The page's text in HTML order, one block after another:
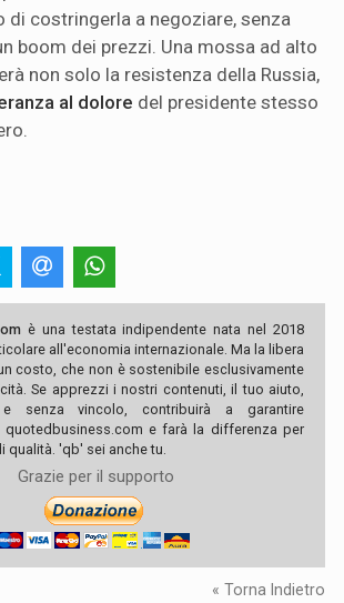
di costringerla a negoziare, senza
boom dei prezzi. Una mossa ad alto
non solo la resistenza della Russia,
al dolore del presidente stesso
è una testata indipendente nata nel 2018
all'economia internazionale. Ma la libera
costo, che non è sostenibile esclusivamente
Se apprezzi i nostri contenuti, il tuo aiuto,
senza vincolo, contribuirà a garantire
quotedbusiness.com e farà la differenza per
qualità. 'qb' sei anche tu.
Grazie per il supporto
« Torna Indietro